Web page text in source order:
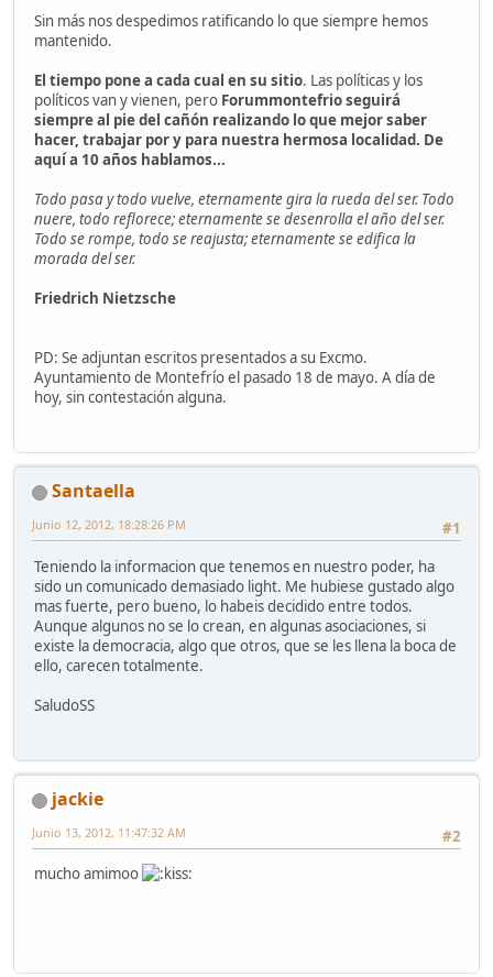
Sin más nos despedimos ratificando lo que siempre hemos
mantenido.
El tiempo pone a cada cual en su sitio. Las políticas y los
políticos van y vienen, pero Forummontefrio seguirá
siempre al pie del cañón realizando lo que mejor saber
hacer, trabajar por y para nuestra hermosa localidad. De
aquí a 10 años hablamos...
Todo pasa y todo vuelve, eternamente gira la rueda del ser. Todo
nuere, todo reflorece; eternamente se desenrolla el año del ser.
Todo se rompe, todo se reajusta; eternamente se edifica la
morada del ser.
Friedrich Nietzsche
PD: Se adjuntan escritos presentados a su Excmo.
Ayuntamiento de Montefrío el pasado 18 de mayo. A día de
hoy, sin contestación alguna.
Santaella
#1
Junio 12, 2012, 18:28:26 PM
Teniendo la informacion que tenemos en nuestro poder, ha
sido un comunicado demasiado light. Me hubiese gustado algo
mas fuerte, pero bueno, lo habeis decidido entre todos.
Aunque algunos no se lo crean, en algunas asociaciones, si
existe la democracia, algo que otros, que se les llena la boca de
ello, carecen totalmente.
SaludoSS
jackie
#2
Junio 13, 2012, 11:47:32 AM
mucho amimoo